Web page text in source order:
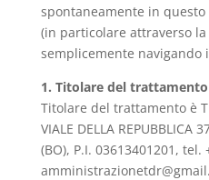
spontaneamente in
(in particolare attraverso
semplicemente navigando
1. Titolare del
Titolare del trattamento è
VIALE DELLA REPUBBLICA
(BO), P.I. 03613401201,